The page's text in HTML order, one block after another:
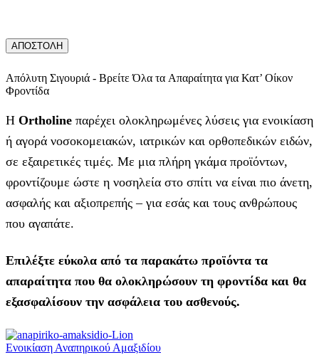
Απόλυτη Σιγουριά - Βρείτε Όλα τα Απαραίτητα για Κατ’ Οίκον
Φροντίδα
Η Ortholine παρέχει ολοκληρωμένες λύσεις για ενοικίαση
ή αγορά νοσοκομειακών, ιατρικών και ορθοπεδικών ειδών,
σε εξαιρετικές τιμές. Με μια πλήρη γκάμα προϊόντων,
φροντίζουμε ώστε η νοσηλεία στο σπίτι να είναι πιο άνετη,
ασφαλής και αξιοπρεπής – για εσάς και τους ανθρώπους
που αγαπάτε.
Επιλέξτε εύκολα από τα παρακάτω προϊόντα τα
απαραίτητα που θα ολοκληρώσουν τη φροντίδα και θα
εξασφαλίσουν την ασφάλεια του ασθενούς.
Ενοικίαση Αναπηρικού Αμαξιδίου